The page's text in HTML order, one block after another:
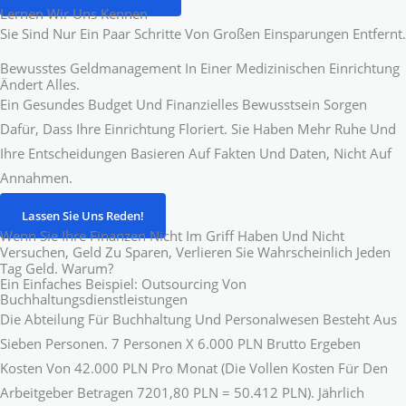
Lernen Wir Uns Kennen
Sie Sind Nur Ein Paar Schritte Von Großen Einsparungen Entfernt.
Bewusstes Geldmanagement In Einer Medizinischen Einrichtung
Ändert Alles.
Ein Gesundes Budget Und Finanzielles Bewusstsein Sorgen
Dafür, Dass Ihre Einrichtung Floriert. Sie Haben Mehr Ruhe Und
Ihre Entscheidungen Basieren Auf Fakten Und Daten, Nicht Auf
Annahmen.
Lassen Sie Uns Reden!
Wenn Sie Ihre Finanzen Nicht Im Griff Haben Und Nicht
Versuchen, Geld Zu Sparen, Verlieren Sie Wahrscheinlich Jeden
Tag Geld. Warum?
Ein Einfaches Beispiel: Outsourcing Von
Buchhaltungsdienstleistungen
Die Abteilung Für Buchhaltung Und Personalwesen Besteht Aus
Sieben Personen. 7 Personen X 6.000 PLN Brutto Ergeben
Kosten Von 42.000 PLN Pro Monat (die Vollen Kosten Für Den
Arbeitgeber Betragen 7201,80 PLN = 50.412 PLN). Jährlich